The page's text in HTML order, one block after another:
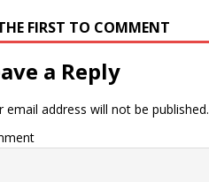
FIRST TO COMMENT
a Reply
email address will not be published.